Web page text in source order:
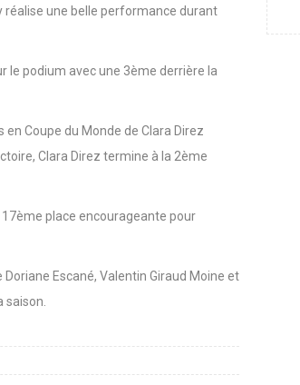
réalise une belle performance durant
le podium avec une 3ème derrière la
Coupe du Monde de Clara Direz
Clara Direz termine à la 2ème
place encourageante pour
Escané, Valentin Giraud Moine et
saison.